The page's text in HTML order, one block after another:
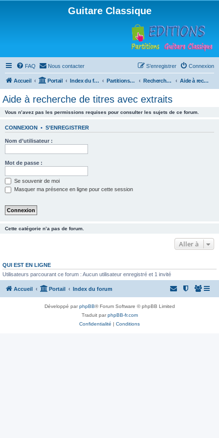
Guitare Classique
FAQ Nous contacter Connexion
S’enregistrer
Accueil Portail Index du forum Partitions pour guitare en libre téléchargement Recherche de ressources musicales Aide à recherche de titres avec extraits
Aide à recherche de titres avec extraits
Vous n’avez pas les permissions requises pour consulter les sujets de ce forum.
CONNEXION • S’ENREGISTRER
Nom d’utilisateur :
Mot de passe :
Se souvenir de moi
Masquer ma présence en ligne pour cette session
Cette catégorie n’a pas de forum.
Aller à
QUI EST EN LIGNE
Utilisateurs parcourant ce forum : Aucun utilisateur enregistré et 1 invité
Accueil Portail Index du forum
Développé parphpBB® Forum Software © phpBB Limited
Traduit parphpBB-fr.com
Confidentialité | Conditions